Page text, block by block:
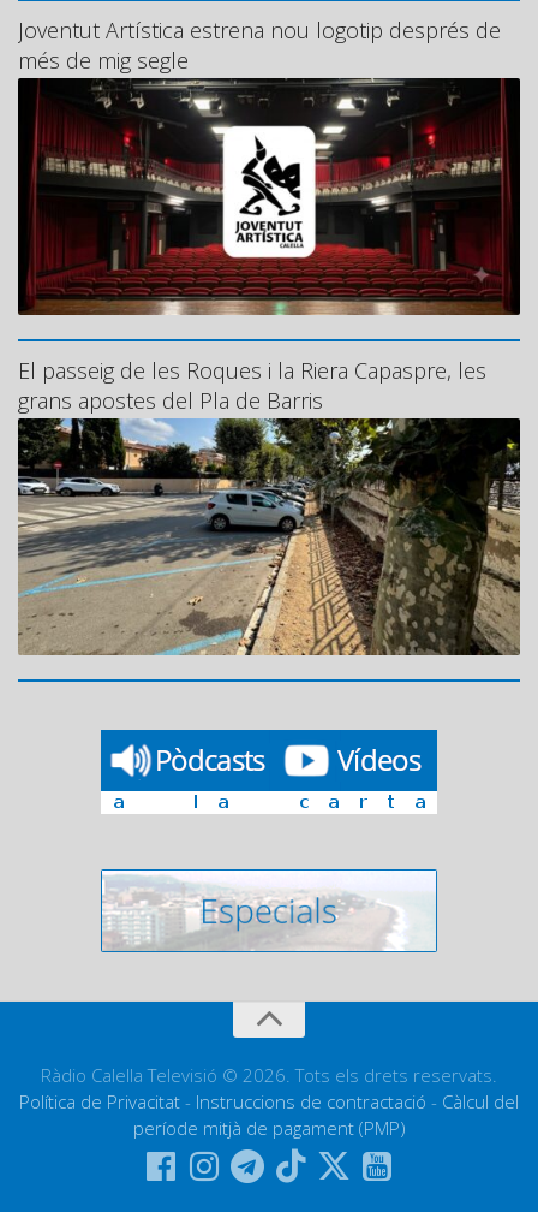
Joventut Artística estrena nou logotip després de
més de mig segle
El passeig de les Roques i la Riera Capaspre, les
grans apostes del Pla de Barris
Ràdio Calella Televisió © 2026. Tots els drets reservats.
Política de Privacitat - Instruccions de contractació - Càlcul del
període mitjà de pagament (PMP)